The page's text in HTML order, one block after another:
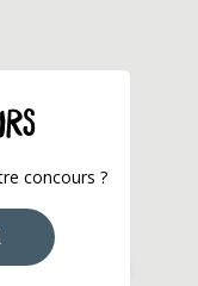
concours ?